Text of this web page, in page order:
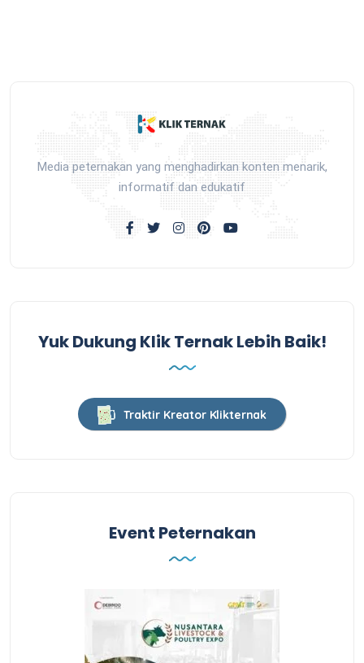
Media peternakan yang menghadirkan konten menarik,
informatif dan edukatif
Yuk Dukung Klik Ternak Lebih Baik!
Traktir Kreator Klikternak
Event Peternakan